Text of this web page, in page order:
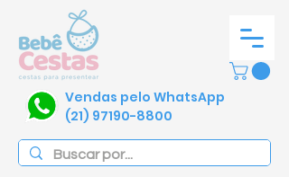
Vendas pelo WhatsApp
(21) 97190-8800